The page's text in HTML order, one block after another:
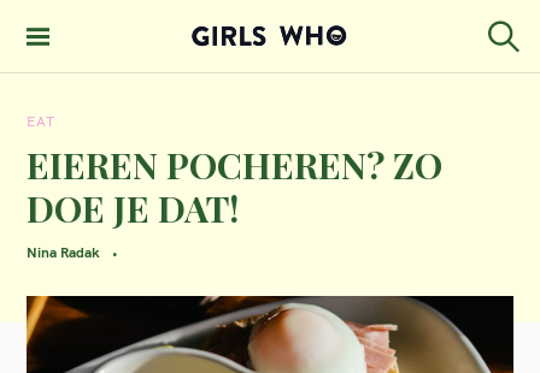
GIRLS WHO
EAT
EIEREN POCHEREN? ZO
DOE JE DAT!
Nina Radak